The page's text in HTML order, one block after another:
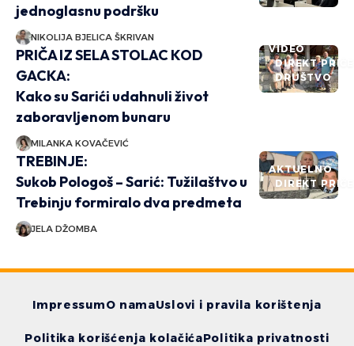
jednoglasnu podršku
NIKOLIJA BJELICA ŠKRIVAN
VIDEO
DIREKT PRIČE
DRUŠTVO
PRIČA IZ SELA STOLAC KOD
GACKA:
Kako su Sarići udahnuli život
zaboravljenom bunaru
MILANKA KOVAČEVIĆ
AKTUELNO
DIREKT PRIČE
TREBINJE:
Sukob Pologoš – Sarić: Tužilaštvo u
Trebinju formiralo dva predmeta
JELA DŽOMBA
ImpressumO namaUslovi i pravila korištenja
Politika korišćenja kolačićaPolitika privatnosti